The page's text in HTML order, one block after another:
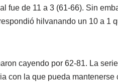
fue de 11 a 3 (61-66). Sin
hilvanando un 10 a 1
cayendo por 62-81. La
con la que pueda mantenerse